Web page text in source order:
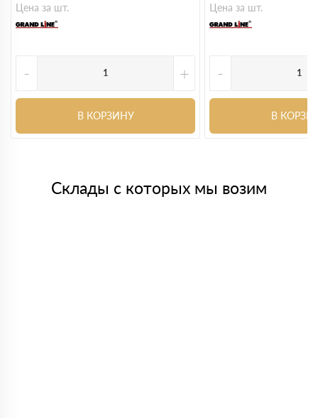
Цена за шт.
- +
В КОРЗИНУ
Цена за шт.
-
В
Склады с которых мы возим